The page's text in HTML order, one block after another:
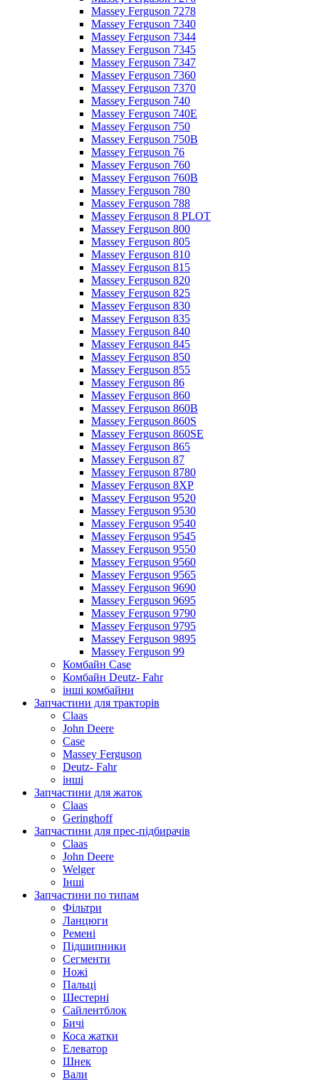
Massey Ferguson 7278
Massey Ferguson 7340
Massey Ferguson 7344
Massey Ferguson 7345
Massey Ferguson 7347
Massey Ferguson 7360
Massey Ferguson 7370
Massey Ferguson 740
Massey Ferguson 740E
Massey Ferguson 750
Massey Ferguson 750B
Massey Ferguson 76
Massey Ferguson 760
Massey Ferguson 760B
Massey Ferguson 780
Massey Ferguson 788
Massey Ferguson 8 PLOT
Massey Ferguson 800
Massey Ferguson 805
Massey Ferguson 810
Massey Ferguson 815
Massey Ferguson 820
Massey Ferguson 825
Massey Ferguson 830
Massey Ferguson 835
Massey Ferguson 840
Massey Ferguson 845
Massey Ferguson 850
Massey Ferguson 855
Massey Ferguson 86
Massey Ferguson 860
Massey Ferguson 860B
Massey Ferguson 860S
Massey Ferguson 860SE
Massey Ferguson 865
Massey Ferguson 87
Massey Ferguson 8780
Massey Ferguson 8XP
Massey Ferguson 9520
Massey Ferguson 9530
Massey Ferguson 9540
Massey Ferguson 9545
Massey Ferguson 9550
Massey Ferguson 9560
Massey Ferguson 9565
Massey Ferguson 9690
Massey Ferguson 9695
Massey Ferguson 9790
Massey Ferguson 9795
Massey Ferguson 9895
Massey Ferguson 99
Комбайн Case
Комбайн Deutz- Fahr
інші комбайни
Запчастини для тракторів
Claas
John Deere
Case
Massey Ferguson
Deutz- Fahr
інші
Запчастини для жаток
Claas
Geringhoff
Запчастини для прес-підбирачів
Claas
John Deere
Welger
Інші
Запчастини по типам
Фільтри
Ланцюги
Ремені
Підшипники
Сегменти
Ножі
Пальці
Шестерні
Сайлентблок
Бичі
Коса жатки
Елеватор
Шнек
Вали